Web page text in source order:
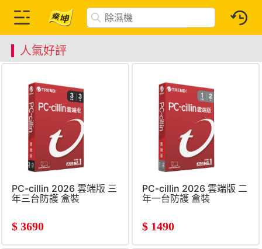
人氣好評
PC-cillin 2026 雲端版 三
年三台防護 盒裝
$ 3690
PC-cillin 2026 雲端版 二
年一台防護 盒裝
$ 1490